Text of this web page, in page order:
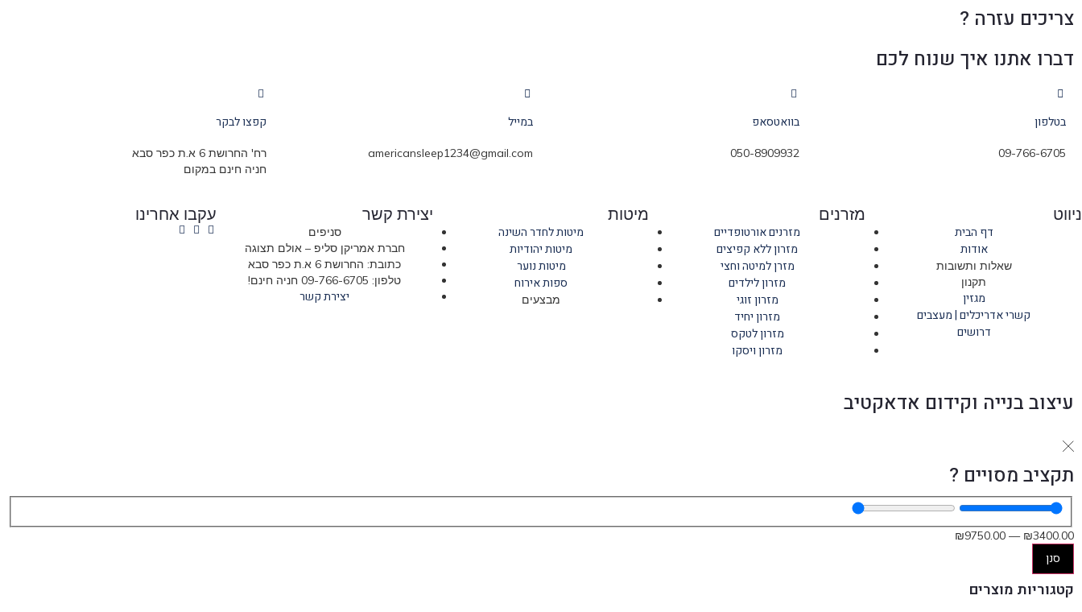
צריכים עזרה ?
דברו אתנו איך שנוח לכם
בטלפון
09-766-6705
בוואטסאפ
050-8909932
במייל
americansleep1234@gmail.com
קפצו לבקר
רח' החרושת 6 א.ת כפר סבא
חניה חינם במקום
ניווט
דף הבית
אודות
שאלות ותשובות
תקנון
מגזין
קשרי אדריכלים | מעצבים
דרושים
מזרנים
מזרנים אורטופדיים
מזרון ללא קפיצים
מזרן למיטה וחצי
מזרון לילדים
מזרון זוגי
מזרון יחיד
מזרון לטקס
מזרון ויסקו
מיטות
מיטות לחדר השינה
מיטות יהודיות
מיטות נוער
ספות אירוח
מבצעים
יצירת קשר
סניפים
חברת אמריקן סליפ – אולם תצוגה
כתובת: החרושת 6 א.ת כפר סבא
טלפון: 09-766-6705 חניה חינם!
יצירת קשר
עקבו אחרינו
עיצוב בנייה וקידום אדאקטיב
תקציב מסויים ?
₪3400.00
—
₪9750.00
סנן
קטגוריות מוצרים